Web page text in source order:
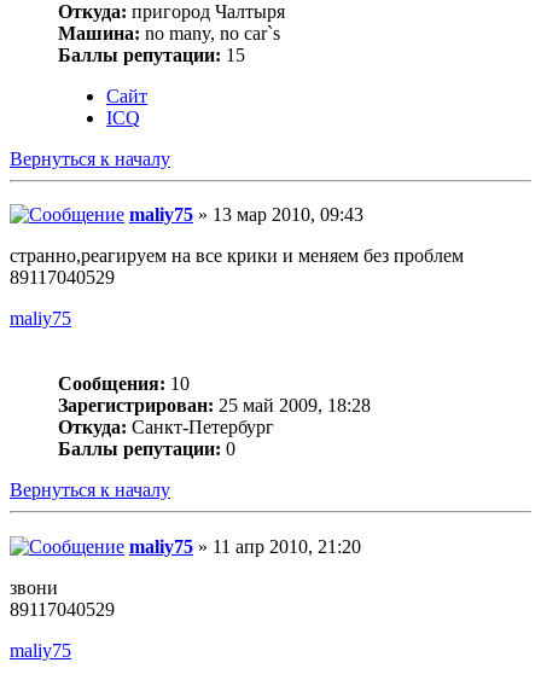
Откуда: пригород Чалтыря
Машина: no many, no car`s
Баллы репутации: 15
Сайт
ICQ
Вернуться к началу
maliy75 » 13 мар 2010, 09:43
странно,реагируем на все крики и меняем без проблем
89117040529
maliy75
Сообщения: 10
Зарегистрирован: 25 май 2009, 18:28
Откуда: Санкт-Петербург
Баллы репутации: 0
Вернуться к началу
maliy75 » 11 апр 2010, 21:20
звони
89117040529
maliy75